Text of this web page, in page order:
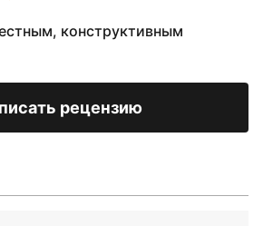
конструктивным
рецензию